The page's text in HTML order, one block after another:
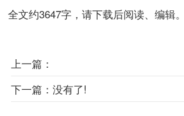
全文约3647字，请下载后阅读、编辑。
上一篇：
下一篇： 没有了!